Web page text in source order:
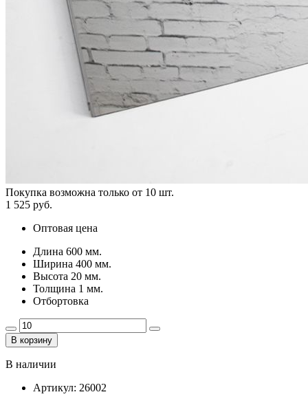
Покупка возможна только от 10 шт.
1 525 руб.
Оптовая цена
Длина 600 мм.
Ширина 400 мм.
Высота 20 мм.
Толщина 1 мм.
Отбортовка
В корзину
В наличии
Артикул: 26002